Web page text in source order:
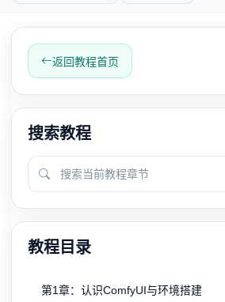
返回教程首页
搜索教程
教程目录
第1章：认识ComfyUI与环境搭建